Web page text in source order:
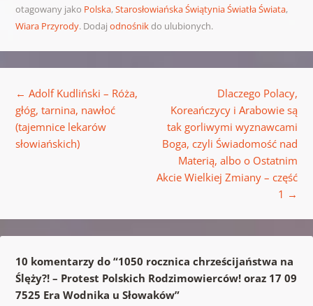
otagowany jako Polska,Starosłowiańska Świątynia Światła Świata,
Wiara Przyrody. Dodaj odnośnikdo ulubionych.
← Adolf Kudliński – Róża,
głóg, tarnina, nawłoć
(tajemnice lekarów
słowiańskich)
Dlaczego Polacy,
Koreańczycy i Arabowie są
tak gorliwymi wyznawcami
Boga, czyli Świadomość nad
Materią, albo o Ostatnim
Akcie Wielkiej Zmiany – część
1 →
10 komentarzy do “1050 rocznica chrześcijaństwa na
Ślęży?! – Protest Polskich Rodzimowierców! oraz 17 09
7525 Era Wodnika u Słowaków”